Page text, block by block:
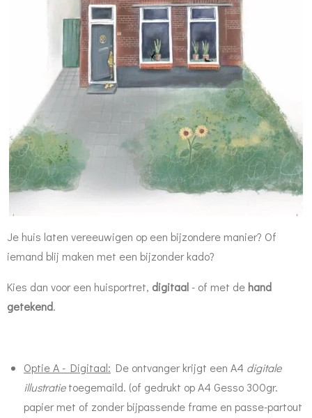
Je huis laten vereeuwigen op een bijzondere manier? Of
iemand blij maken met een bijzonder kado?
Kies dan voor een huisportret, digitaal - of met de hand
getekend.
Optie A - Digitaal: De ontvanger krijgt een A4 digitale
illustratietoegemaild. (of gedrukt op A4 Gesso 300gr.
papier met of zonder bijpassende frame en passe-partout